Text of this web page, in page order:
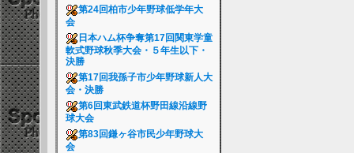
第24回柏市少年野球低学年大
会
日本ハム杯争奪第17回関東学童
軟式野球秋季大会・５年生以下・
決勝
第17回我孫子市少年野球新人大
会・決勝
第6回東武鉄道杯野田線沿線野
球大会
第83回鎌ヶ谷市民少年野球大
会